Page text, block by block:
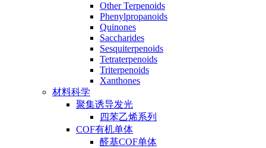
Other Terpenoids
Phenylpropanoids
Quinones
Saccharides
Sesquiterpenoids
Tetraterpenoids
Triterpenoids
Xanthones
材料科学
聚集诱导发光
四苯乙烯系列
COF有机单体
醛基COF单体